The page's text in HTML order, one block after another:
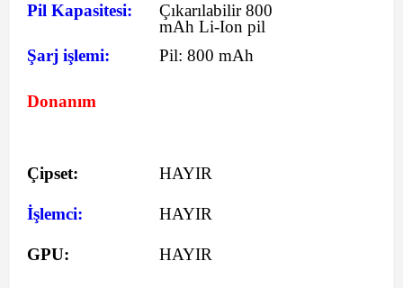
Pil Kapasitesi:
Çıkarılabilir 800
mAh Li-Ion pil
Şarj işlemi:
Pil: 800 mAh
Donanım
Çipset: HAYIR
İşlemci: HAYIR
GPU: HAYIR